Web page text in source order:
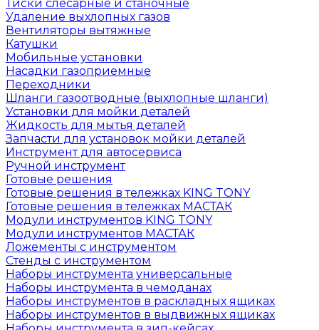
Тиски слесарные и станочные
Удаление выхлопных газов
Вентиляторы вытяжные
Катушки
Мобильные установки
Насадки газоприемные
Переходники
Шланги газоотводные (выхлопные шланги)
Установки для мойки деталей
Жидкость для мытья деталей
Запчасти для установок мойки деталей
Инструмент для автосервиса
Ручной инструмент
Готовые решения
Готовые решения в тележках KING TONY
Готовые решения в тележках МАСТАК
Модули инструментов KING TONY
Модули инструментов МАСТАК
Ложементы с инструментом
Стенды с инструментом
Наборы инструмента универсальные
Наборы инструмента в чемоданах
Наборы инструментов в раскладных ящиках
Наборы инструментов в выдвижных ящиках